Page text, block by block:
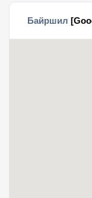
Байршил